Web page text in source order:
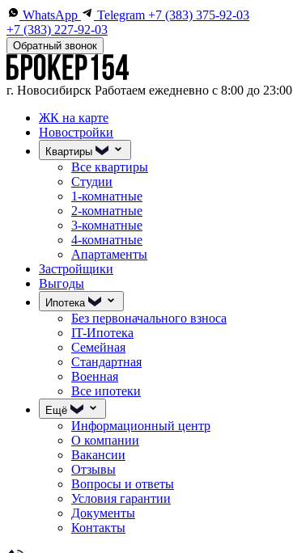
WhatsApp Telegram +7 (383) 375-92-03
+7 (383) 227-92-03
Обратный звонок
г. Новосибирск Работаем ежедневно с 8:00 до 23:00
ЖК на карте
Новостройки
Квартиры
Все квартиры
Студии
1-комнатные
2-комнатные
3-комнатные
4-комнатные
Апартаменты
Застройщики
Выгоды
Ипотека
Без первоначального взноса
IT-Ипотека
Семейная
Стандартная
Военная
Все ипотеки
Ещё
Информационный центр
О компании
Вакансии
Отзывы
Вопросы и ответы
Условия гарантии
Документы
Контакты